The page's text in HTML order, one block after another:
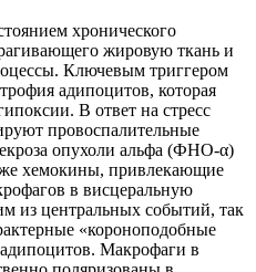
хронического
жировую ткань и
Ключевым триггером
адипоцитов, которая
В ответ на стресс
провоспалительные
опухоли альфа (ФНО-α)
хемокины, привлекающие
в висцеральную
из центральных событий, так
«короноподобные
Макрофаги в